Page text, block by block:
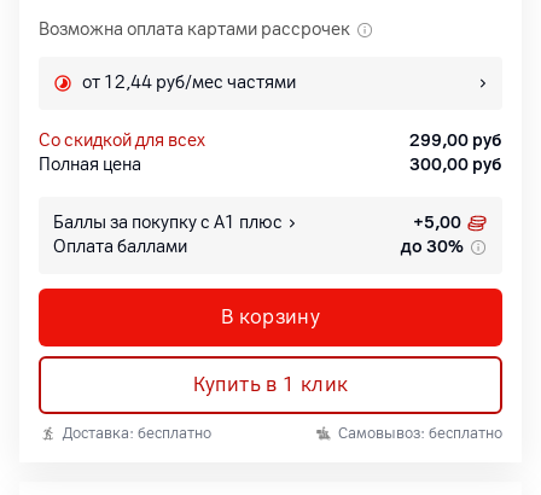
Возможна оплата картами рассрочек
от 12,44 руб/мес частями
со скидкой для всех 299,00 руб
Полная цена
300,00 руб
Баллы за покупку с А1 плюс +5,00
Оплата баллами
до 30%
В корзину
Купить в 1 клик
Доставка: бесплатно Самовывоз: бесплатно